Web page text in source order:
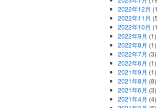
2022年12月
2022年11月
2022年10月
2022年9月 (1)
2022年8月 (1)
2022年7月 (3)
2022年6月 (1)
2021年9月 (1)
2021年8月 (8)
2021年6月 (3)
2021年4月 (4)